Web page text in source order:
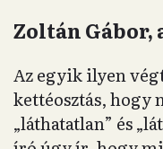
Zoltán Gábor,
Az egyik ilyen
kettéosztás, hogy
„láthatatlan” és